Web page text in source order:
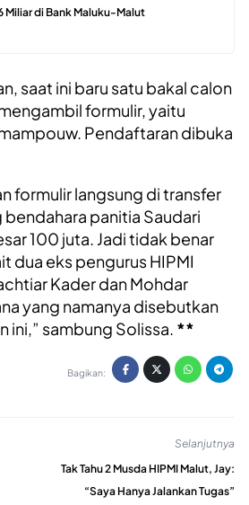
Miliar di Bank Maluku-Malut
saat ini baru satu bakal calon
formulir, yaitu
Pendaftaran dibuka
formulir langsung di transfer
panitia Saudari
100 juta. Jadi tidak benar
dua eks pengurus HIPMI
Kader dan Mohdar
yang namanya disebutkan
ini,” sambung Solissa. **
Bagikan:
Selanjutnya
Tak Tahu 2 Musda HIPMI Malut, Jay:
“Saya Hanya Jalankan Tugas”